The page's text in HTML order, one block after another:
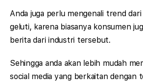
Anda juga perlu mengenali trend
geluti, karena biasanya konsumen
berita dari industri tersebut.
Sehingga anda akan lebih mudah
social media yang berkaitan dengan